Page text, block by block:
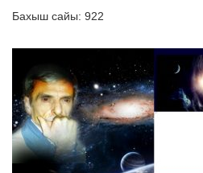
Бахыш сайы: 922